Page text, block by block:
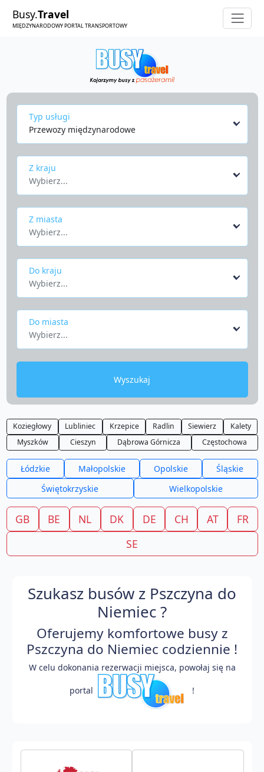
Busy.Travel
MIĘDZYNARODOWY PORTAL TRANSPORTOWY
Typ usługi
Przewozy międzynarodowe
Z kraju
Wybierz...
Z miasta
Wybierz...
Do kraju
Wybierz...
Do miasta
Wybierz...
Wyszukaj
Koziegłowy Lubliniec Krzepice Radlin Siewierz
Kalety
Myszków
Cieszyn Dąbrowa Górnicza Częstochowa
Łódzkie Małopolskie Opolskie
Śląskie
Świętokrzyskie
Wielkopolskie
GB BE NL DK DE CH AT
FR
SE
Szukasz busów z Pszczyna do
Niemiec ?
Oferujemy komfortowe busy z
Pszczyna do Niemiec codziennie !
W celu dokonania rezerwacji miejsca, powołaj się na
portal !